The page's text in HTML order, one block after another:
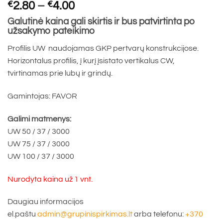
€2.80 – €4.00Price
range:
€2.80
€4.00
Galutinė kaina gali skirtis ir bus patvirtinta po
užsakymo pateikimo
Profilis UW naudojamas GKP pertvarų konstrukcijose.
Horizontalus profilis, į kurį įsistato vertikalus CW,
tvirtinamas prie lubų ir grindų.
Gamintojas: FAVOR
Galimi matmenys:
UW 50 / 37 / 3000
UW 75 / 37 / 3000
UW 100 / 37 / 3000
Nurodyta kaina už 1 vnt.
Daugiau informacijos
el.paštu admin@grupinispirkimas.ltarba telefonu:+370